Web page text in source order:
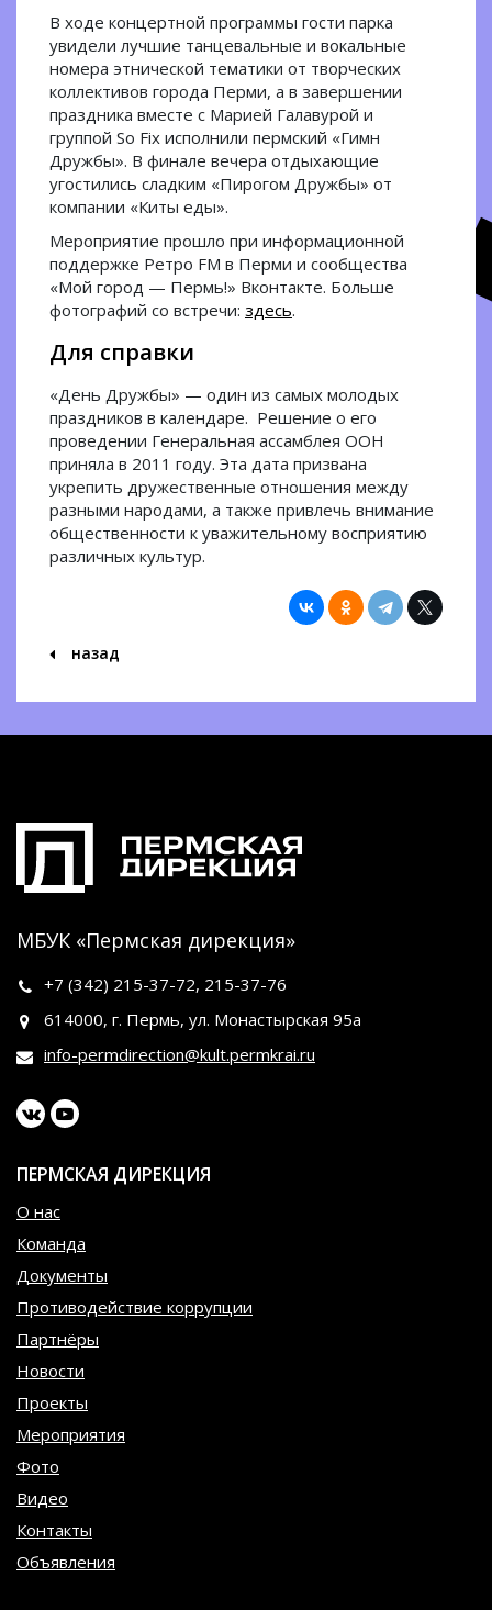
В ходе концертной программы гости парка
увидели лучшие танцевальные и вокальные
номера этнической тематики от творческих
коллективов города Перми, а в завершении
праздника вместе с Марией Галавурой и
группой So Fix исполнили пермский «Гимн
Дружбы». В финале вечера отдыхающие
угостились сладким «Пирогом Дружбы» от
компании «Киты еды».
Мероприятие прошло при информационной
поддержке Ретро FM в Перми и сообщества
«Мой город — Пермь!» Вконтакте. Больше
фотографий со встречи: здесь.
Для справки
«День Дружбы» — один из самых молодых
праздников в календаре. Решение о его
проведении Генеральная ассамблея ООН
приняла в 2011 году. Эта дата призвана
укрепить дружественные отношения между
разными народами, а также привлечь внимание
общественности к уважительному восприятию
различных культур.
назад
МБУК «Пермская дирекция»
+7 (342) 215-37-72, 215-37-76
614000, г. Пермь, ул. Монастырская 95а
info-permdirection@kult.permkrai.ru
ПЕРМСКАЯ ДИРЕКЦИЯ
О нас
Команда
Документы
Противодействие коррупции
Партнёры
Новости
Проекты
Мероприятия
Фото
Видео
Контакты
Объявления